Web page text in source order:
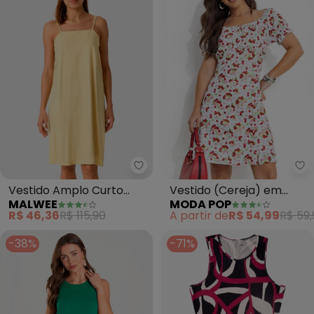
Malwee - Vestido Amplo Curto
Vestido Amplo Curto
(Amarelo Claro)
MALWEE
R$ 46,36R$ 115,90
Vestido (Cereja) em
Jersey Acetinado
MODA POP
A partir deR$ 54,99R$
-38%
-71%